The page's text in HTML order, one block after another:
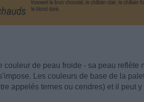
couleur de peau froide - sa peau reflète
Les couleurs de base de la
appelés ternes ou cendres) et il peut